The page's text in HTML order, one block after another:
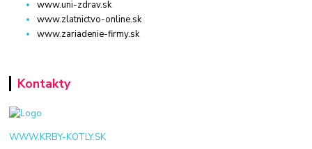
www.uni-zdrav.sk
www.zlatnictvo-online.sk
www.zariadenie-firmy.sk
Kontakty
WWW.KRBY-KOTLY.SK